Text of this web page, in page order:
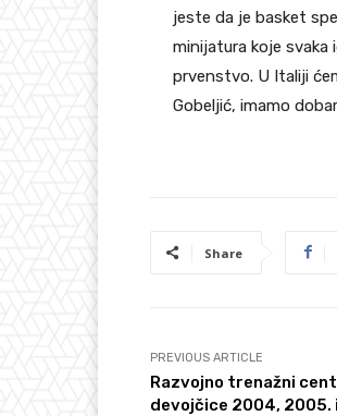
jeste da je basket
minijatura koje svaka
prvenstvo. U Italiji
Gobeljić, imamo
Share
PREVIOUS ARTICLE
Razvojno trenažni
devojčice 2004, 2005.